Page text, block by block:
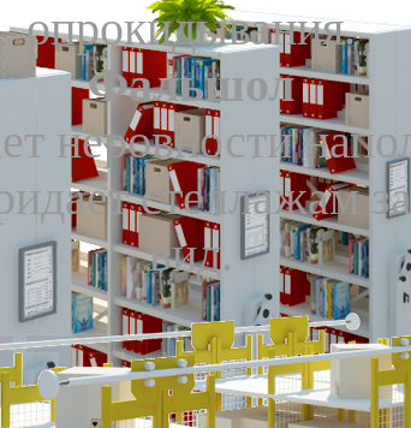
опрокидывания.
Фальшол
неровности
стеллажам
вид.